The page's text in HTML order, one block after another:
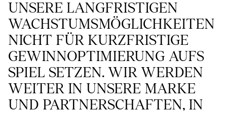
UNSERE LANGFRISTIGEN
WACHSTUMSMÖGLICHKEITEN
NICHT FÜR KURZFRISTIGE
GEWINNOPTIMIERUNG AUFS
SPIEL SETZEN. WIR WERDEN
WEITER IN UNSERE MARKE
UND PARTNERSCHAFTEN, IN